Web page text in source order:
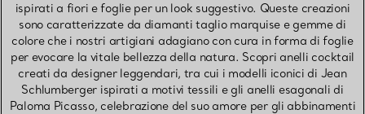
ispirati a fiori e foglie per un look suggestivo. Queste creazioni
sono caratterizzate da diamanti taglio marquise e gemme di
colore che i nostri artigiani adagiano con cura in forma di foglie
per evocare la vitale bellezza della natura. Scopri anelli cocktail
creati da designer leggendari, tra cui i modelli iconici di Jean
Schlumberger ispirati a motivi tessili e gli anelli esagonali di
Paloma Picasso, celebrazione del suo amore per gli abbinamenti